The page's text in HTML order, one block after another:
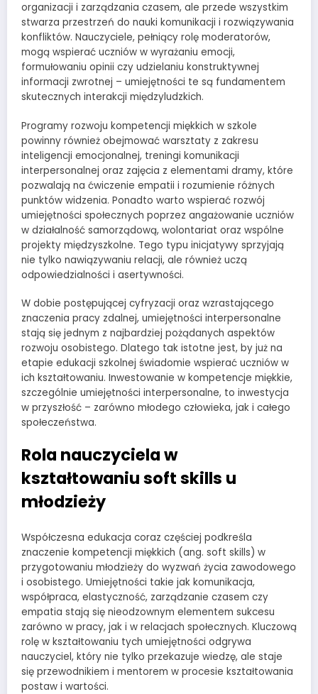
organizacji i zarządzania czasem, ale przede wszystkim
stwarza przestrzeń do nauki komunikacji i rozwiązywania
konfliktów. Nauczyciele, pełniący rolę moderatorów,
mogą wspierać uczniów w wyrażaniu emocji,
formułowaniu opinii czy udzielaniu konstruktywnej
informacji zwrotnej – umiejętności te są fundamentem
skutecznych interakcji międzyludzkich.
Programy rozwoju kompetencji miękkich w szkole
powinny również obejmować warsztaty z zakresu
inteligencji emocjonalnej, treningi komunikacji
interpersonalnej oraz zajęcia z elementami dramy, które
pozwalają na ćwiczenie empatii i rozumienie różnych
punktów widzenia. Ponadto warto wspierać rozwój
umiejętności społecznych poprzez angażowanie uczniów
w działalność samorządową, wolontariat oraz wspólne
projekty międzyszkolne. Tego typu inicjatywy sprzyjają
nie tylko nawiązywaniu relacji, ale również uczą
odpowiedzialności i asertywności.
W dobie postępującej cyfryzacji oraz wzrastającego
znaczenia pracy zdalnej, umiejętności interpersonalne
stają się jednym z najbardziej pożądanych aspektów
rozwoju osobistego. Dlatego tak istotne jest, by już na
etapie edukacji szkolnej świadomie wspierać uczniów w
ich kształtowaniu. Inwestowanie w kompetencje miękkie,
szczególnie umiejętności interpersonalne, to inwestycja
w przyszłość – zarówno młodego człowieka, jak i całego
społeczeństwa.
Rola nauczyciela w
kształtowaniu soft skills u
młodzieży
Współczesna edukacja coraz częściej podkreśla
znaczenie kompetencji miękkich (ang. soft skills) w
przygotowaniu młodzieży do wyzwań życia zawodowego
i osobistego. Umiejętności takie jak komunikacja,
współpraca, elastyczność, zarządzanie czasem czy
empatia stają się nieodzownym elementem sukcesu
zarówno w pracy, jak i w relacjach społecznych. Kluczową
rolę w kształtowaniu tych umiejętności odgrywa
nauczyciel, który nie tylko przekazuje wiedzę, ale staje
się przewodnikiem i mentorem w procesie kształtowania
postaw i wartości.